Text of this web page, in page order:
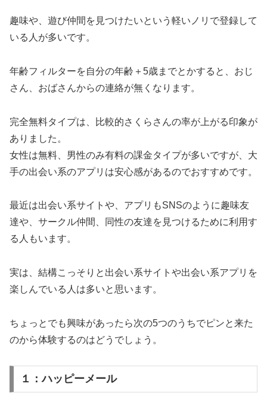
趣味や、遊び仲間を見つけたいという軽いノリで登録して
いる人が多いです。
年齢フィルターを自分の年齢＋5歳までとかすると、おじ
さん、おばさんからの連絡が無くなります。
完全無料タイプは、比較的さくらさんの率が上がる印象が
ありました。
女性は無料、男性のみ有料の課金タイプが多いですが、大
手の出会い系のアプリは安心感があるのでおすすめです。
最近は出会い系サイトや、アプリもSNSのように趣味友
達や、サークル仲間、同性の友達を見つけるために利用す
る人もいます。
実は、結構こっそりと出会い系サイトや出会い系アプリを
楽しんでいる人は多いと思います。
ちょっとでも興味があったら次の5つのうちでピンと来た
のから体験するのはどうでしょう。
１：ハッピーメール